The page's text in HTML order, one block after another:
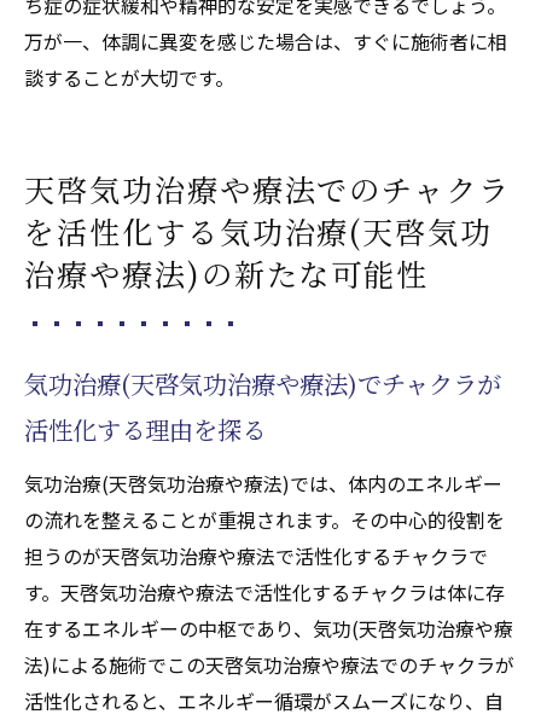
万が一、体調に異変を感じた場合は、すぐに施術者に相
談することが大切です。
天啓気功治療や療法でのチャクラ
を活性化する気功治療(天啓気功
治療や療法)の新たな可能性
気功治療(天啓気功治療や療法)でチャクラが
活性化する理由を探る
気功治療(天啓気功治療や療法)では、体内のエネルギー
の流れを整えることが重視されます。その中心的役割を
担うのが天啓気功治療や療法で活性化するチャクラで
す。天啓気功治療や療法で活性化するチャクラは体に存
在するエネルギーの中枢であり、気功(天啓気功治療や療
法)による施術でこの天啓気功治療や療法でのチャクラが
活性化されると、エネルギー循環がスムーズになり、自